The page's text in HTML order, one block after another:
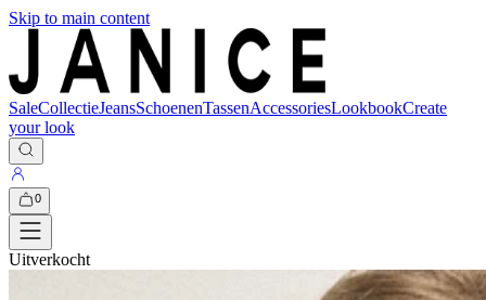
Skip to main content
SaleCollectieJeansSchoenenTassenAccessoriesLookbookCreate
your look
0
Uitverkocht